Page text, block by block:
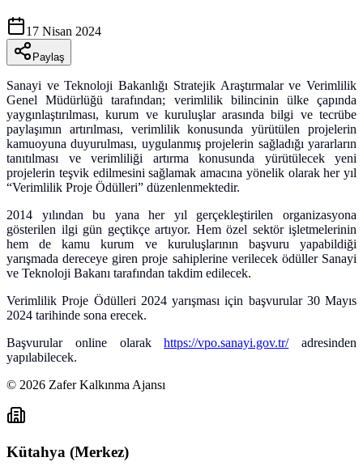
17 Nisan 2024
Paylaş
Sanayi ve Teknoloji Bakanlığı Stratejik Araştırmalar ve Verimlilik
Genel Müdürlüğü tarafından; verimlilik bilincinin ülke çapında
yaygınlaştırılması, kurum ve kuruluşlar arasında bilgi ve tecrübe
paylaşımın artırılması, verimlilik konusunda yürütülen projelerin
kamuoyuna duyurulması, uygulanmış projelerin sağladığı yararların
tanıtılması ve verimliliği artırma konusunda yürütülecek yeni
projelerin teşvik edilmesini sağlamak amacına yönelik olarak her yıl
“Verimlilik Proje Ödülleri” düzenlenmektedir.
2014 yılından bu yana her yıl gerçekleştirilen organizasyona
gösterilen ilgi gün geçtikçe artıyor. Hem özel sektör işletmelerinin
hem de kamu kurum ve kuruluşlarının başvuru yapabildiği
yarışmada dereceye giren proje sahiplerine verilecek ödüller Sanayi
ve Teknoloji Bakanı tarafından takdim edilecek.
Verimlilik Proje Ödülleri 2024 yarışması için başvurular 30 Mayıs
2024 tarihinde sona erecek.
Başvurular online olarakhttps://vpo.sanayi.gov.tr/adresinden
yapılabilecek.
© 2026 Zafer Kalkınma Ajansı
Kütahya (Merkez)